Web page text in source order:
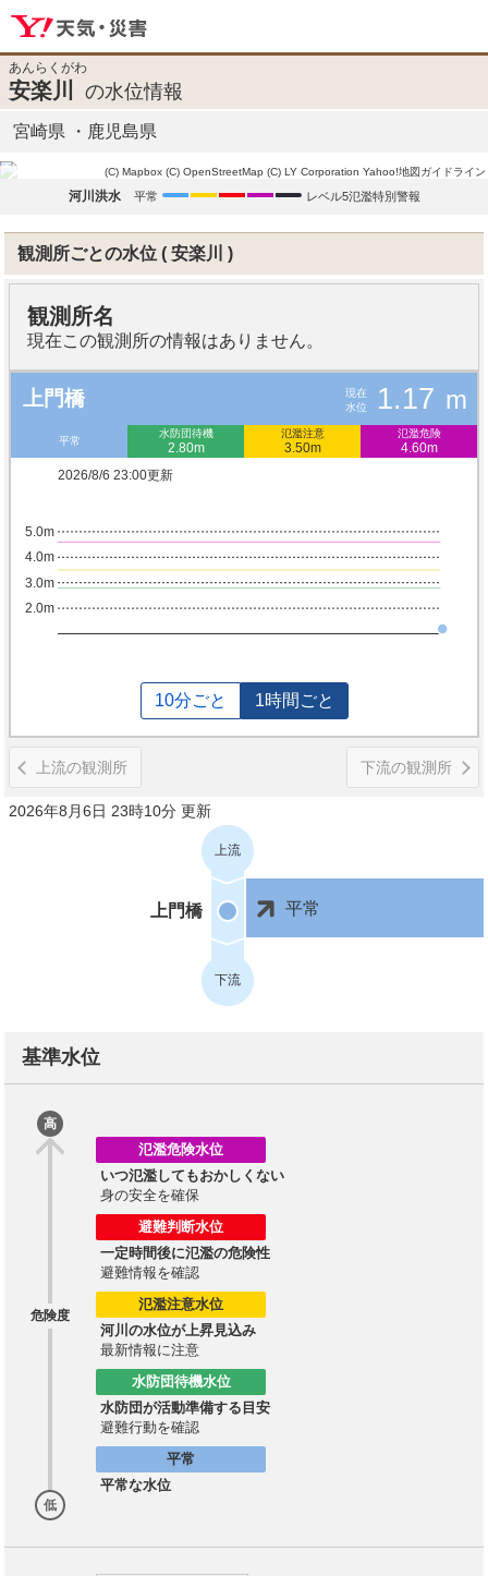
あんらくがわ
安楽川 の水位情報
宮崎県 鹿児島県
(C) Mapbox (C) OpenStreetMap (C) LY Corporation Yahoo!地図ガイドライン
河川洪水 平常 レベル5氾濫特別警報
観測所ごとの水位 安楽川
観測所名
現在この観測所の情報はありません。
上門橋
現在
水位
1.17 m
平常
水防団待機
2.80m
氾濫注意
3.50m
氾濫危険
4.60m
2026/8/6 23:00更新
2.0m
3.0m
4.0m
5.0m
10分ごと 1時間ごと
上流の観測所 下流の観測所
2026年8月6日 23時10分 更新
上流
上門橋 平常
下流
基準水位
高
危険度
低
氾濫危険水位
いつ氾濫してもおかしくない
身の安全を確保
避難判断水位
一定時間後に氾濫の危険性
避難情報を確認
氾濫注意水位
河川の水位が上昇見込み
最新情報に注意
水防団待機水位
水防団が活動準備する目安
避難行動を確認
平常
平常な水位